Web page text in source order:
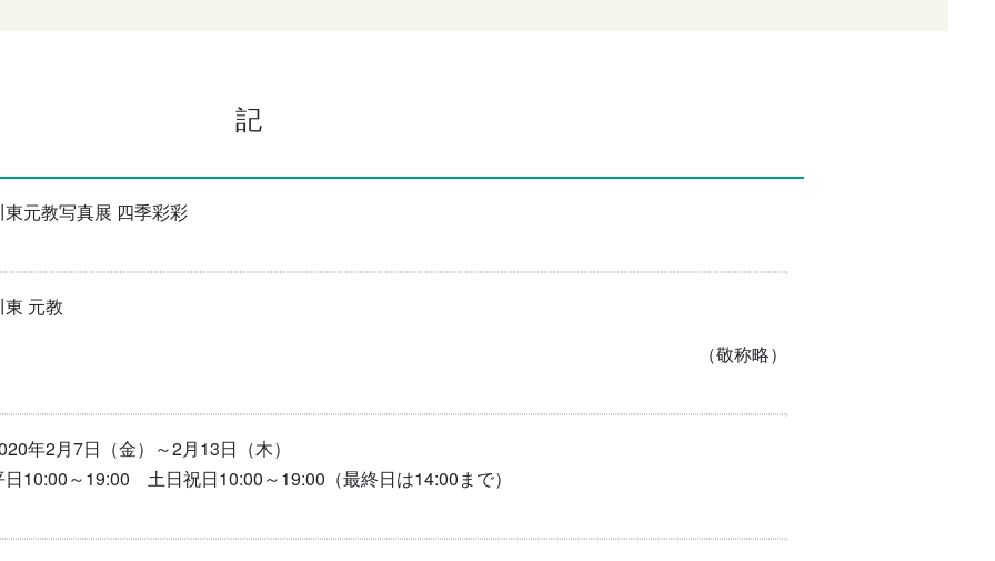
記
東元教写真展 四季彩彩
東 元教
（敬称略）
年2月7日（金）～2月13日（木）
日10:00～19:00 土日祝日10:00～19:00（最終日は14:00まで）